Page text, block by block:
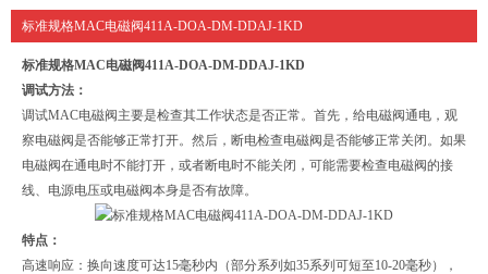
标准规格MAC电磁阀411A-DOA-DM-DDAJ-1KD
标准规格MAC电磁阀411A-DOA-DM-DDAJ-1KD
调试方法：
调试MAC电磁阀主要是检查其工作状态是否正常。首先，给电磁阀通电，观
察电磁阀是否能够正常打开。然后，断电检查电磁阀是否能够正常关闭。如果
电磁阀在通电时不能打开，或者断电时不能关闭，可能需要检查电磁阀的接
线、电源电压或电磁阀本身是否有故障。
特点：
高速响应‌：换向速度可达15毫秒内（部分系列如35系列可短至10-20毫秒），